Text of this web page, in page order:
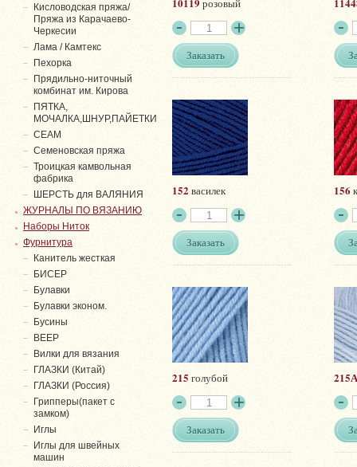
розовый
Заказать
152василек
Заказать
156
215 голубой
Заказать
215А
Кисловодская пряжа/
Пряжа из Карачаево-
Черкесии
Лама / Камтекс
Пехорка
Прядильно-ниточный
комбинат им. Кирова
ПЯТКА,
МОЧАЛКА,ШНУР,ПАЙЕТКИ
СЕАМ
Семеновская пряжа
Троицкая камвольная
фабрика
ШЕРСТЬ для ВАЛЯНИЯ
ЖУРНАЛЫ ПО ВЯЗАНИЮ
Наборы Ниток
Фурнитура
Канитель жесткая
БИСЕР
Булавки
Булавки эконом.
Бусины
ВЕЕР
Вилки для вязания
ГЛАЗКИ (Китай)
ГЛАЗКИ (Россия)
Грипперы(пакет с
замком)
Иглы
Иглы для швейных
машин